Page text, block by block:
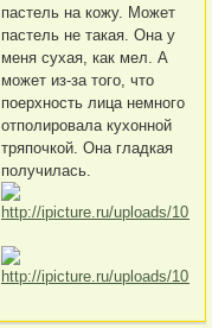
пастель на кожу. Может
пастель не такая. Она у
меня сухая, как мел. А
может из-за того, что
поерхность лица немного
отполировала кухонной
тряпочкой. Она гладкая
получилась.